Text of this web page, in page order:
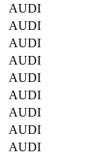
AUDI
AUDI
AUDI
AUDI
AUDI
AUDI
AUDI
AUDI
AUDI